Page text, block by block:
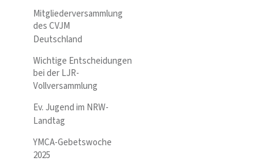
Mitgliederversammlung
des CVJM
Deutschland
Wichtige Entscheidungen
bei der LJR-
Vollversammlung
Ev. Jugend im NRW-
Landtag
YMCA-Gebetswoche
2025